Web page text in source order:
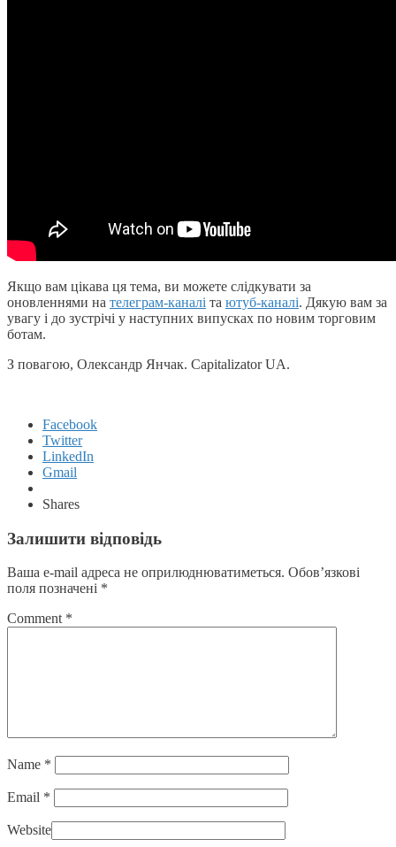
Якщо вам цікава ця тема, ви можете слідкувати за
оновленнями на телеграм-каналі та ютуб-каналі. Дякую вам за
увагу і до зустрічі у наступних випусках по новим торговим
ботам.
З повагою, Олександр Янчак. Capitalizator UA.
Facebook
Twitter
LinkedIn
Gmail
Shares
Залишити відповідь
Ваша e-mail адреса не оприлюднюватиметься. Обов’язкові
поля позначені *
Comment *
Name *
Email *
Website